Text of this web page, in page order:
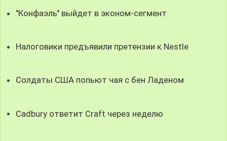
"Конфаэль" выйдет в эконом-сегмент
Налоговики предъявили претензии к Nestle
Солдаты США попьют чая с бен Ладеном
Cadbury ответит Craft через неделю